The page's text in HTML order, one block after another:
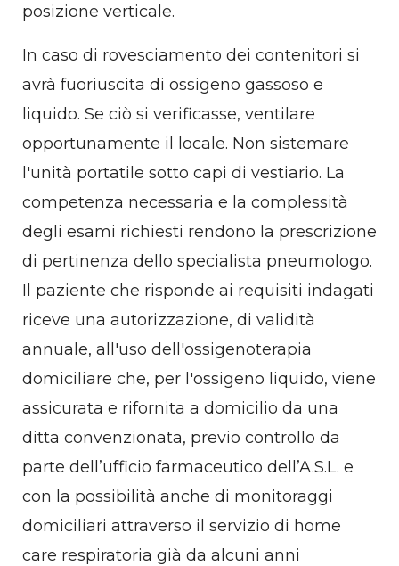
posizione verticale.
In caso di rovesciamento dei contenitori si
avrà fuoriuscita di ossigeno gassoso e
liquido. Se ciò si verificasse, ventilare
opportunamente il locale. Non sistemare
l'unità portatile sotto capi di vestiario. La
competenza necessaria e la complessità
degli esami richiesti rendono la prescrizione
di pertinenza dello specialista pneumologo.
Il paziente che risponde ai requisiti indagati
riceve una autorizzazione, di validità
annuale, all'uso dell'ossigenoterapia
domiciliare che, per l'ossigeno liquido, viene
assicurata e rifornita a domicilio da una
ditta convenzionata, previo controllo da
parte dell’ufficio farmaceutico dell’A.S.L. e
con la possibilità anche di monitoraggi
domiciliari attraverso il servizio di home
care respiratoria già da alcuni anni